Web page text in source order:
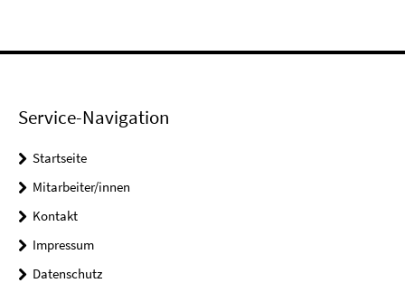
Service-Navigation
Startseite
Mitarbeiter/innen
Kontakt
Impressum
Datenschutz